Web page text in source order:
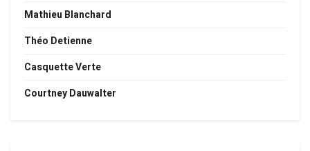
Mathieu Blanchard
Théo Detienne
Casquette Verte
Courtney Dauwalter